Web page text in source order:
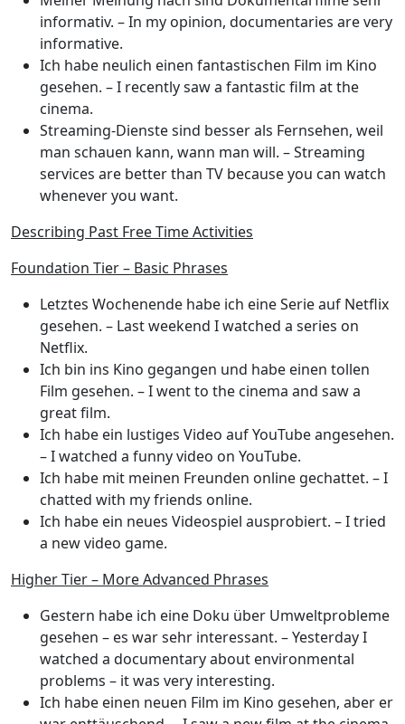
informativ. – In my opinion, documentaries are very
informative.
Ich habe neulich einen fantastischen Film im Kino
gesehen. – I recently saw a fantastic film at the
cinema.
Streaming-Dienste sind besser als Fernsehen, weil
man schauen kann, wann man will. – Streaming
services are better than TV because you can watch
whenever you want.
Describing Past Free Time Activities
Foundation Tier – Basic Phrases
Letztes Wochenende habe ich eine Serie auf Netflix
gesehen. – Last weekend I watched a series on
Netflix.
Ich bin ins Kino gegangen und habe einen tollen
Film gesehen. – I went to the cinema and saw a
great film.
Ich habe ein lustiges Video auf YouTube angesehen.
– I watched a funny video on YouTube.
Ich habe mit meinen Freunden online gechattet. – I
chatted with my friends online.
Ich habe ein neues Videospiel ausprobiert. – I tried
a new video game.
Higher Tier – More Advanced Phrases
Gestern habe ich eine Doku über Umweltprobleme
gesehen – es war sehr interessant. – Yesterday I
watched a documentary about environmental
problems – it was very interesting.
Ich habe einen neuen Film im Kino gesehen, aber er